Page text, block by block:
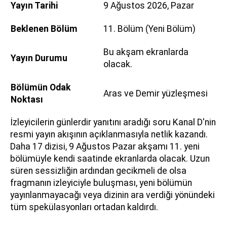
Yayın Tarihi 9 Ağustos 2026, Pazar
Beklenen Bölüm 11. Bölüm (Yeni Bölüm)
Yayın Durumu
Bu akşam ekranlarda
olacak.
Bölümün Odak
Noktası
Aras ve Demir yüzleşmesi
İzleyicilerin günlerdir yanıtını aradığı soru Kanal D'nin
resmi yayın akışının açıklanmasıyla netlik kazandı.
Daha 17 dizisi, 9 Ağustos Pazar akşamı 11. yeni
bölümüyle kendi saatinde ekranlarda olacak. Uzun
süren sessizliğin ardından gecikmeli de olsa
fragmanın izleyiciyle buluşması, yeni bölümün
yayınlanmayacağı veya dizinin ara verdiği yönündeki
tüm spekülasyonları ortadan kaldırdı.